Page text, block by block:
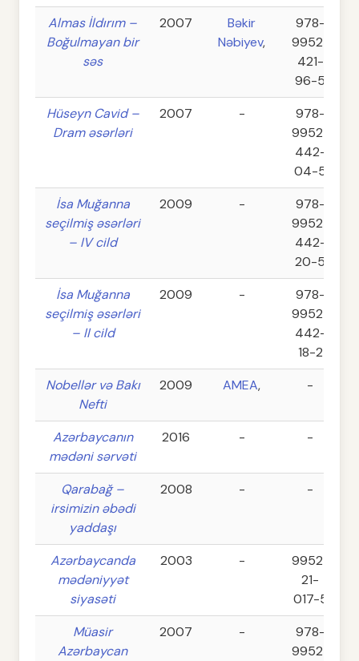
Almas İldırım –
Boğulmayan bir
səs
2007
Bəkir
Nəbiyev,
978-
9952-
421-
96-5
Hüseyn Cavid –
Dram əsərləri
2007 -
978-
9952-
442-
04-5
İsa Muğanna
seçilmiş əsərləri
– IV cild
2009 -
978-
9952-
442-
20-5
İsa Muğanna
seçilmiş əsərləri
– II cild
2009 -
978-
9952-
442-
18-2
Nobellər və Bakı
Nefti
2009 AMEA, -
Azərbaycanın
mədəni sərvəti
2016 - -
Qarabağ –
irsimizin əbədi
yaddaşı
2008 - -
Azərbaycanda
mədəniyyət
siyasəti
2003 -
9952-
21-
017-5
Müasir
Azərbaycan
2007 -
978-
9952-